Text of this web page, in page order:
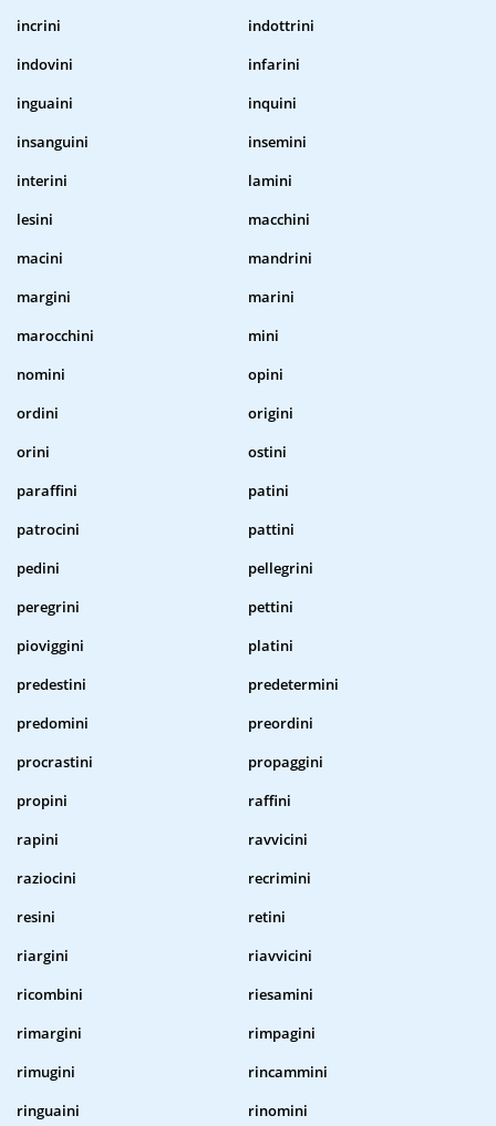
incrini
indottrini
indovini
infarini
inguaini
inquini
insanguini
insemini
interini
lamini
lesini
macchini
macini
mandrini
margini
marini
marocchini
mini
nomini
opini
ordini
origini
orini
ostini
paraffini
patini
patrocini
pattini
pedini
pellegrini
peregrini
pettini
pioviggini
platini
predestini
predetermini
predomini
preordini
procrastini
propaggini
propini
raffini
rapini
ravvicini
raziocini
recrimini
resini
retini
riargini
riavvicini
ricombini
riesamini
rimargini
rimpagini
rimugini
rincammini
ringuaini
rinomini